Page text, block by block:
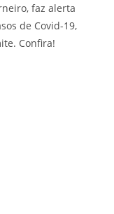
faz alerta
de Covid-19,
Confira!